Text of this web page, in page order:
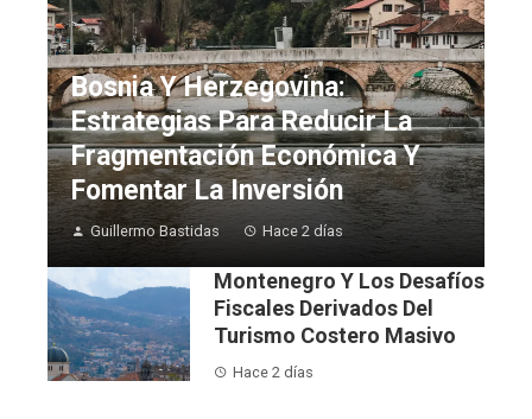
Bosnia Y Herzegovina:
Estrategias Para Reducir La
Fragmentación Económica Y
Fomentar La Inversión
Guillermo Bastidas Hace 2 días
Montenegro Y Los Desafíos
Fiscales Derivados Del
Turismo Costero Masivo
Hace 2 días